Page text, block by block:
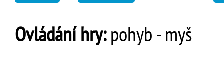
Ovládání hry:pohyb - myš